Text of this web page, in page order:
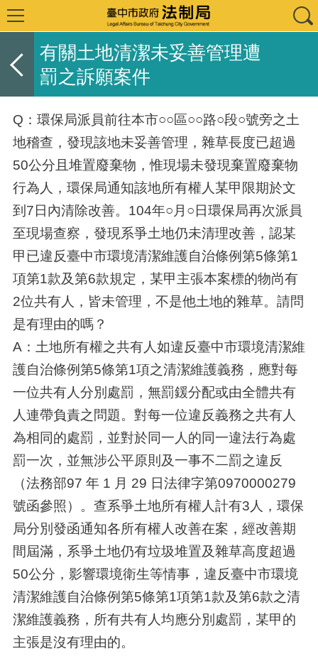
有關土地清潔未妥善管理遭
罰之訴願案件
Q：環保局派員前往本市○○區○○路○段○號旁之土
地稽查，發現該地未妥善管理，雜草長度已超過
50公分且堆置廢棄物，惟現場未發現棄置廢棄物
行為人，環保局通知該地所有權人某甲限期於文
到7日內清除改善。104年○月○日環保局再次派員
至現場查察，發現系爭土地仍未清理改善，認某
甲已違反臺中市環境清潔維護自治條例第5條第1
項第1款及第6款規定，某甲主張本案標的物尚有
2位共有人，皆未管理，不是他土地的雜草。請問
是有理由的嗎？
A：土地所有權之共有人如違反臺中市環境清潔維
護自治條例第5條第1項之清潔維護義務，應對每
一位共有人分別處罰，無罰鍰分配或由全體共有
人連帶負責之問題。對每一位違反義務之共有人
為相同的處罰，並對於同一人的同一違法行為處
罰一次，並無涉公平原則及一事不二罰之違反
（法務部97 年 1 月 29 日法律字第0970000279
號函參照）。查系爭土地所有權人計有3人，環保
局分別發函通知各所有權人改善在案，經改善期
間屆滿，系爭土地仍有垃圾堆置及雜草高度超過
50公分，影響環境衛生等情事，違反臺中市環境
清潔維護自治條例第5條第1項第1款及第6款之清
潔維護義務，所有共有人均應分別處罰，某甲的
主張是沒有理由的。